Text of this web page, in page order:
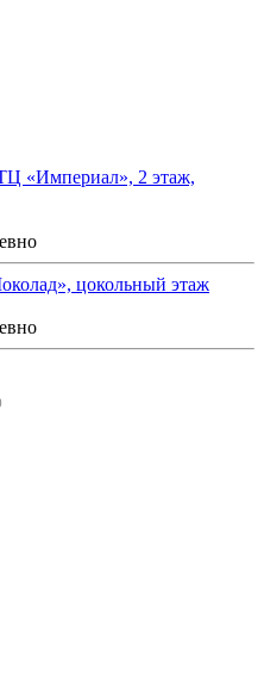
«Империал», 2 этаж,
цокольный этаж